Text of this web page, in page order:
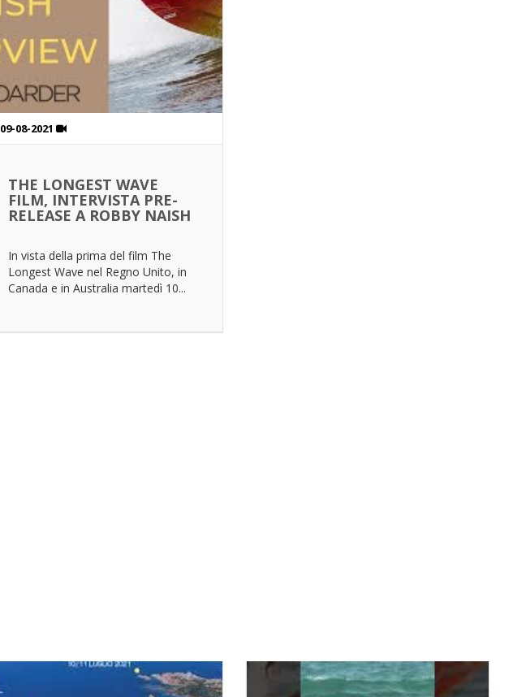
09-08-2021
THE LONGEST WAVE
FILM, INTERVISTA PRE-
RELEASE A ROBBY NAISH
In vista della prima del film The
Longest Wave nel Regno Unito, in
Canada e in Australia martedì 10...